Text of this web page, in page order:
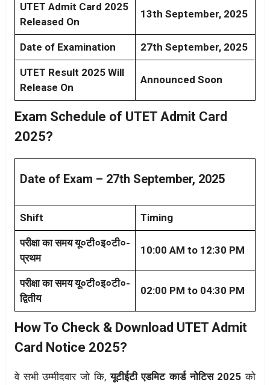
UTET Admit Card 2025
Released On
13th September, 2025
Date of Examination 27th September, 2025
UTET Result 2025 Will
Release On
Announced Soon
Exam Schedule of UTET Admit Card
2025?
Date of Exam – 27th September, 2025
Shift Timing
परीक्षा का समय यू०टी०इ०टी०-
प्रथम
10:00 AM to 12:30 PM
परीक्षा का समय यू०टी०इ०टी०-
द्वितीय
02:00 PM to 04:30 PM
How To Check & Download UTET Admit
Card Notice 2025?
वे सभी उम्मीदवार जो कि,यूटीईटी एडमिट कार्ड नोटिस 2025को